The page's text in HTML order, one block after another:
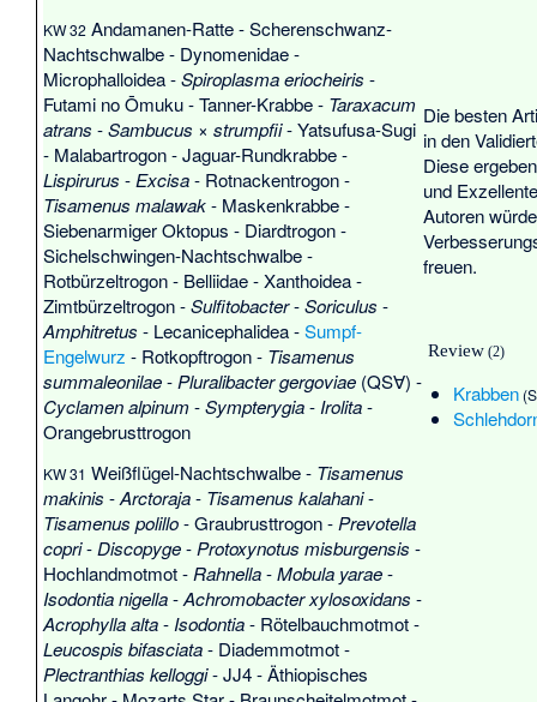
KW 32 Andamanen-Ratte-Scherenschwanz-
Nachtschwalbe- Dynomenidae-
Microphalloidea-Spiroplasma eriocheiris -
Futami no Ōmuku-Tanner-Krabbe- Taraxacum
atrans -Sambucus × strumpfii-Yatsufusa-Sugi
- Malabartrogon-Jaguar-Rundkrabbe-
Lispirurus - Excisa- Rotnackentrogon-
Tisamenus malawak- Maskenkrabbe-
Siebenarmiger Oktopus - Diardtrogon-
Sichelschwingen-Nachtschwalbe-
Rotbürzeltrogon- Belliidae-Xanthoidea-
Zimtbürzeltrogon-Sulfitobacter-Soriculus -
Amphitretus - Lecanicephalidea-Sumpf-
Engelwurz - Rotkopftrogon- Tisamenus
summaleonilae- Pluralibacter gergoviae (QS∀) -
Cyclamen alpinum -Sympterygia- Irolita-
Orangebrusttrogon
KW 31 Weißflügel-Nachtschwalbe- Tisamenus
makinis -Arctoraja- Tisamenus kalahani-
Tisamenus polillo-Graubrusttrogon- Prevotella
copri-Discopyge- Protoxynotus misburgensis -
Hochlandmotmot- Rahnella-Mobula yarae-
Isodontia nigella-Achromobacter xylosoxidans -
Acrophylla alta- Isodontia- Rötelbauchmotmot-
Leucospis bifasciata- Diademmotmot-
Plectranthias kelloggi-JJ4-Äthiopisches
Die besten
in den
Diese
und
Autoren
freuen.
Review (2)
Krabben